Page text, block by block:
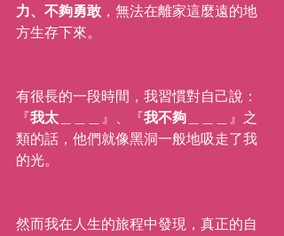
力、不夠勇敢 ，無法在離家這麼遠的地
方生存下來。
有很長的一段時間，我習慣對自己說：
『我太 ＿＿＿』、『我不夠 ＿＿＿』之
類的話，他們就像黑洞一般地吸走了我
的光。
然而我在人生的旅程中發現，真正的自